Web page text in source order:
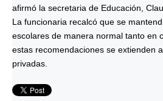
afirmó la secretaria de Educación,
La funcionaria recalcó que se
escolares de manera normal tanto en
estas recomendaciones se extienden
privadas.